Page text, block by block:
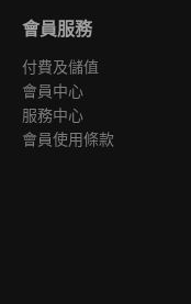
會員服務
付費及儲值
會員中心
服務中心
會員使用條款